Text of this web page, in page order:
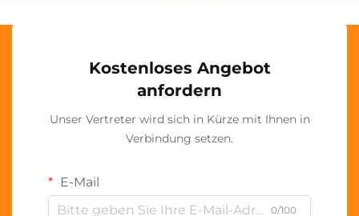
Kostenloses Angebot
anfordern
Unser Vertreter wird sich in Kürze mit Ihnen in
Verbindung setzen.
E-Mail
0/100